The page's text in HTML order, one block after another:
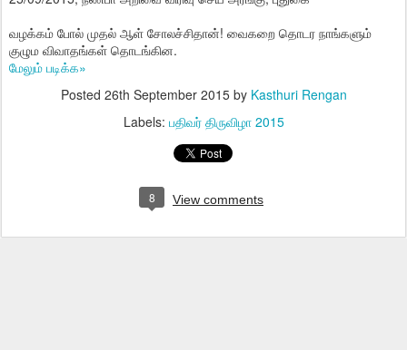
வழக்கம் போல் முதல் ஆள் சோலச்சிதான்! வைகறை தொடர நாங்களும்
குழும விவாதங்கள் தொடங்கின.
மேலும் படிக்க»
Posted 26th September 2015by Kasthuri Rengan
Labels: பதிவர் திருவிழா 2015
8 View comments